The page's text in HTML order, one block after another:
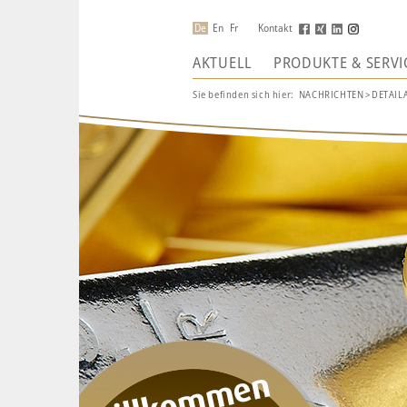
De En Fr Kontakt
AKTUELL PRODUKTE &
Sie befinden sich hier: NACHRICHTEN>